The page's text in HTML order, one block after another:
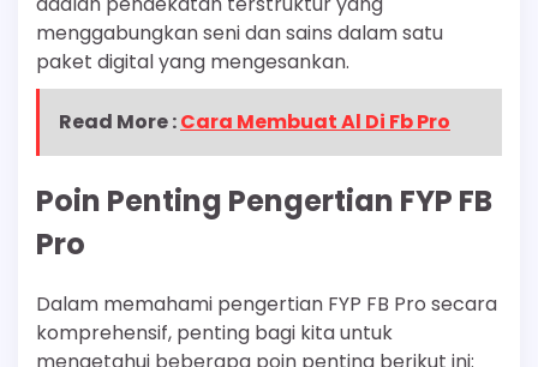
menggabungkan seni dan sains dalam satu
paket digital yang mengesankan.
Read More :Cara Membuat Al Di Fb Pro
Poin Penting Pengertian FYP FB
Pro
Dalam memahami pengertian FYP FB Pro secara
komprehensif, penting bagi kita untuk